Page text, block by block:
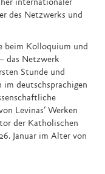
internationaler
des Netzwerks und
beim Kolloquium und
das Netzwerk
Stunde und
deutschsprachigen
Levinas’ Werken
der Katholischen
Januar im Alter von